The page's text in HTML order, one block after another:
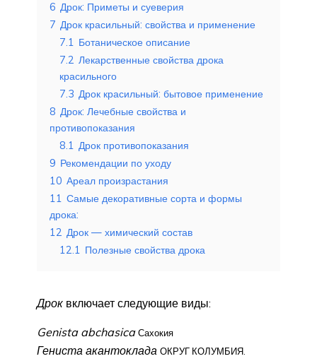
6 Дрок: Приметы и суеверия
7 Дрок красильный: свойства и применение
7.1 Ботаническое описание
7.2 Лекарственные свойства дрока
красильного
7.3 Дрок красильный: бытовое применение
8 Дрок: Лечебные свойства и
противопоказания
8.1 Дрок противопоказания
9 Рекомендации по уходу
10 Ареал произрастания
11 Самые декоративные сорта и формы
дрока:
12 Дрок — химический состав
12.1 Полезные свойства дрока
Дрок включает следующие виды:
Genista abchasica Сахокия
Гениста акантоклада ОКРУГ КОЛУМБИЯ.